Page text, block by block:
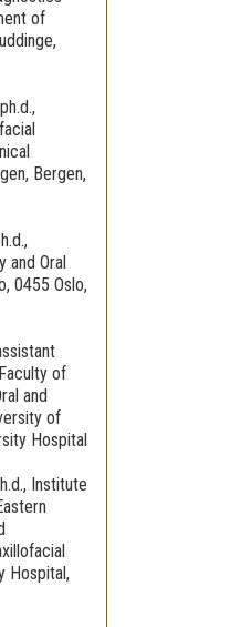
of
Bergen,
and Oral
0455 Oslo,
of
and
of
Hospital
Institute
Hospital,